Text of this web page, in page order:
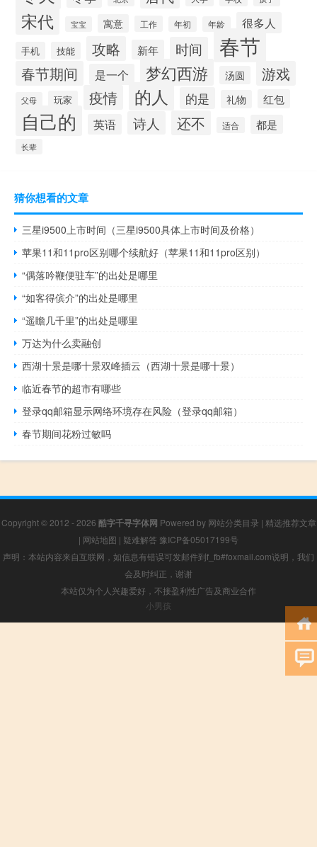
宋代 宝宝 寓意 工作 年初 年龄 很多人
手机 技能 攻略 新年 时间 春节
春节期间 是一个 梦幻西游 汤圆 游戏
父母 玩家 疫情 的人 的是 礼物 红包
自己的 英语 诗人 还不 适合 都是
长辈
猜你想看的文章
三星i9500上市时间（三星i9500具体上市时间及价格）
苹果11和11pro区别哪个续航好（苹果11和11pro区别）
“偶落吟鞭便驻车”的出处是哪里
“如客得傧介”的出处是哪里
“遥瞻几千里”的出处是哪里
万达为什么卖融创
西湖十景是哪十景双峰插云（西湖十景是哪十景）
临近春节的超市有哪些
登录qq邮箱显示网络环境存在风险（登录qq邮箱）
春节期间花粉过敏吗
Copyright © 2012 - 2026 酷字千寻字体网 Powered by 网站分类目录 | 精选推荐文章
| 网站地图 | 疑难解答 豫ICP备05017199号
声明：本站内容来自互联网，如信息有错误可发邮件到f_fb#foxmail.com说明，我们
会及时纠正，谢谢
本站仅为个人兴趣爱好，不接盈利性广告及商业合作
小男孩